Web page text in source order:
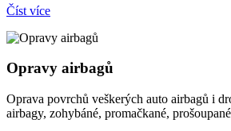
Číst více
Opravy airbagů
Oprava povrchů veškerých auto airbagů i
airbagy, zohybáné, promačkané,